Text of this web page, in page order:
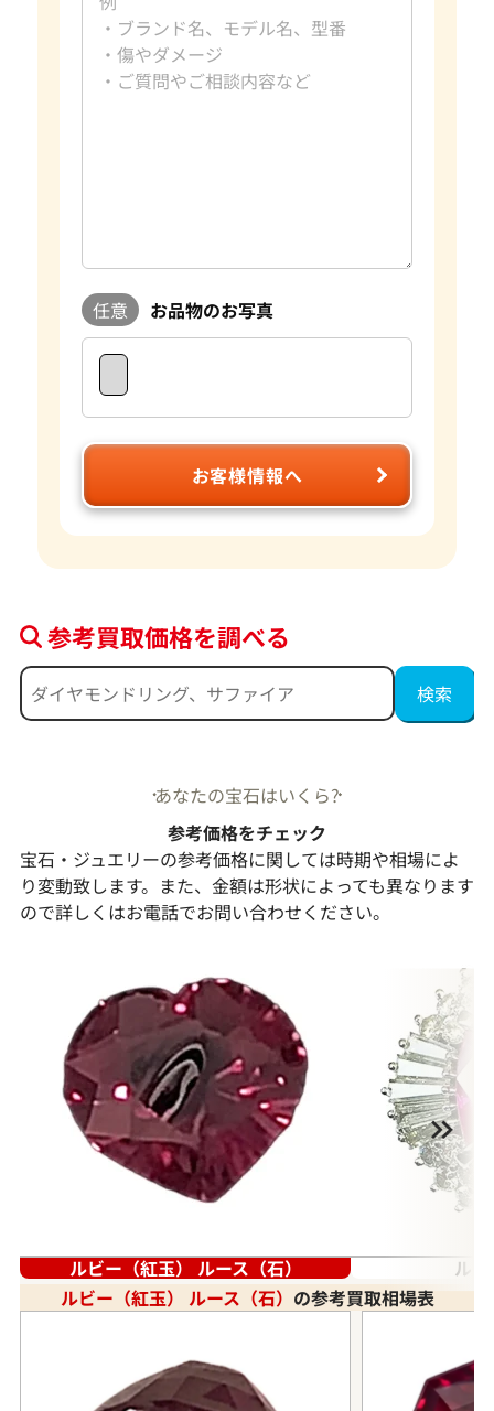
任意 お品物のお写真
お客様情報へ
参考買取価格を調べる
あなたの宝石はいくら?
参考価格をチェック
宝石・ジュエリーの参考価格に関しては時期や相場によ
り変動致します。また、金額は形状によっても異なります
ので詳しくはお電話でお問い合わせください。
ルビー（紅玉） ルース（石）
ル
ルビー（紅玉） ルース（石） の参考買取相場表